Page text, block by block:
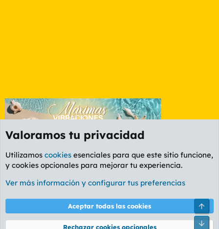
Foro General
Cookies
PL OLDSTYLE AMARILLO
Términos y reglas Política de privacidad Ayuda
Valoramos tu privacidad
Utilizamos cookies esenciales para que este sitio funcione,
y cookies opcionales para mejorar tu experiencia.
Ver más información y configurar tus preferencias
Aceptar todas las cookies
Rechazar cookies opcionales
Pie